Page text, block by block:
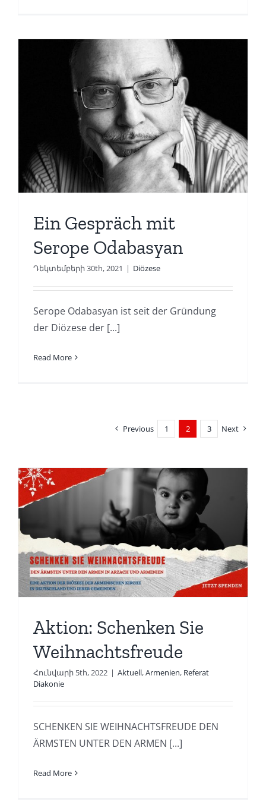
Ein Gespräch mit
Serope Odabasyan
Դեկտեմբերի 30th, 2021 | Diözese
Serope Odabasyan ist seit der Gründung
der Diözese der [...]
Read More
Previous 1 2 3 Next
Aktion: Schenken Sie
Weihnachtsfreude
Հունվարի 5th, 2022 | Aktuell,Armenien, Referat
Diakonie
SCHENKEN SIE WEIHNACHTSFREUDE DEN
ÄRMSTEN UNTER DEN ARMEN [...]
Read More